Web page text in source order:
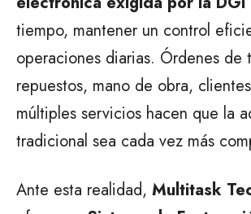
tiempo, mantener un control
operaciones diarias. Órdenes de
repuestos, mano de obra,
múltiples servicios hacen que la
tradicional sea cada vez más
Ante esta realidad, Multitask